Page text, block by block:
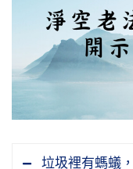
垃圾裡有螞蟻